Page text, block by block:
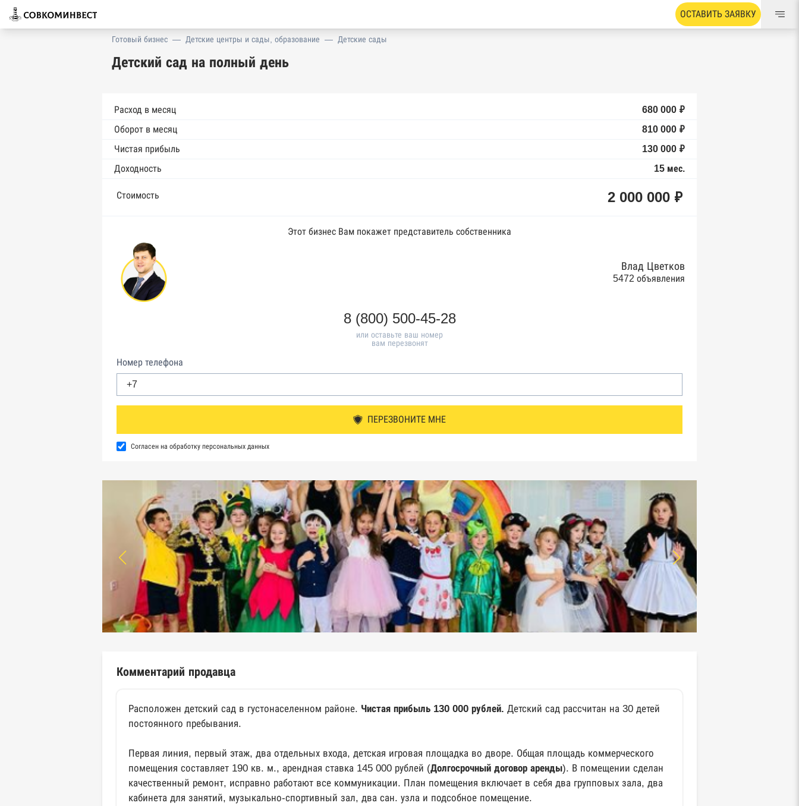
ОСТАВИТЬ ЗАЯВКУ
Готовый бизнес — Детские центры и сады, образование — Детские сады
Детский сад на полный день
Расход в месяц
680 000 ₽
Оборот в месяц
810 000 ₽
Чистая прибыль
130 000 ₽
Доходность
15 мес.
Стоимость 2 000 000 ₽
Этот бизнес Вам покажет представитель собственника
Влад Цветков
5472 объявления
8 (800) 500-45-28
или оставьте ваш номер
вам перезвонят
Номер телефона
ПЕРЕЗВОНИТЕ МНЕ
Согласен на обработку персональных данных
Комментарий продавца
Расположен детский сад в густонаселенном районе. Чистая прибыль 130 000 рублей. Детский сад рассчитан на 30 детей
постоянного пребывания.
Первая линия, первый этаж, два отдельных входа, детская игровая площадка во дворе. Общая площадь коммерческого
помещения составляет 190 кв. м., арендная ставка 145 000 рублей (Долгосрочный договор аренды). В помещении сделан
качественный ремонт, исправно работают все коммуникации. План помещения включает в себя два групповых зала, два
кабинета для занятий, музыкально-спортивный зал, два сан. узла и подсобное помещение.